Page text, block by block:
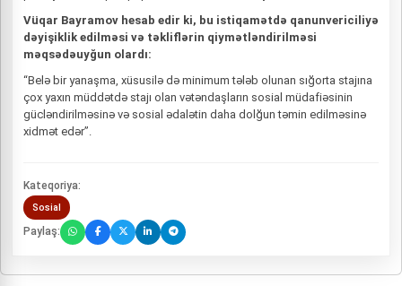
Vüqar Bayramov hesab edir ki, bu istiqamətdə qanunvericiliyə
dəyişiklik edilməsi və təkliflərin qiymətləndirilməsi
məqsədəuyğun olardı:
“Belə bir yanaşma, xüsusilə də minimum tələb olunan sığorta stajına
çox yaxın müddətdə stajı olan vətəndaşların sosial müdafiəsinin
gücləndirilməsinə və sosial ədalətin daha dolğun təmin edilməsinə
xidmət edər”.
Kateqoriya:
Sosial
Paylaş: